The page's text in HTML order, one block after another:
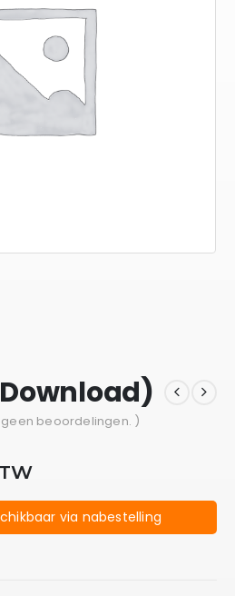
geen beoordelingen. )
via nabestelling